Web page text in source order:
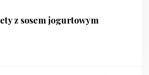
z sosem jogurtowym